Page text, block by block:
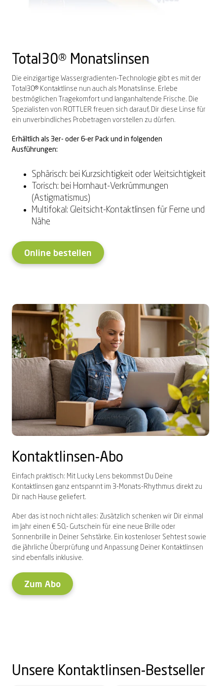
Total30® Monatslinsen
Die einzigartige Wassergradienten-Technologie gibt es mit der
Total30® Kontaktlinse nun auch als Monatslinse. Erlebe
bestmöglichen Tragekomfort und langanhaltende Frische. Die
Spezialisten von ROTTLER freuen sich darauf, Dir diese Linse für
ein unverbindliches Probetragen vorstellen zu dürfen.
Erhältlich als 3er- oder 6-er Pack und in folgenden
Ausführungen:
Sphärisch: bei Kurzsichtigkeit oder Weitsichtigkeit
Torisch: bei Hornhaut-Verkrümmungen
(Astigmatismus)
Multifokal: Gleitsicht-Kontaktlinsen für Ferne und
Nähe
Online bestellen
Kontaktlinsen-Abo
Einfach praktisch: Mit Lucky Lens bekommst Du Deine
Kontaktlinsen ganz entspannt im 3-Monats-Rhythmus direkt zu
Dir nach Hause geliefert.
Aber das ist noch nicht alles: Zusätzlich schenken wir Dir einmal
im Jahr einen € 50,- Gutschein für eine neue Brille oder
Sonnenbrille in Deiner Sehstärke. Ein kostenloser Sehtest sowie
die jährliche Überprüfung und Anpassung Deiner Kontaktlinsen
sind ebenfalls inklusive.
Zum Abo
Unsere Kontaktlinsen-Bestseller